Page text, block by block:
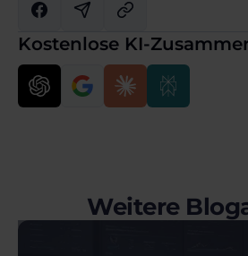
Kostenlose KI-
Weitere